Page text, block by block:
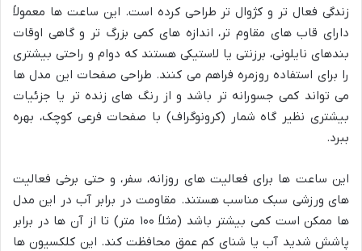
زندگی فعال تر و کژوال تر طراحی کرده است. این ساعت ها معمولاً
دارای قاب های مقاوم تر، اندازه های کمی بزرگ تر و گاهی اوقات
بندهای نایلونی، برزنتی یا لاستیکی هستند که دوام و راحتی بیشتری
را برای استفاده روزمره فراهم می کنند. طراحی صفحات این مدل ها
می تواند کمی جسورانه تر باشد و از رنگ های زنده تر یا جزئیات
بیشتری نظیر گاه شمار (کرونوگراف) با صفحات فرعی کوچک، بهره
ببرد.
این ساعت ها برای فعالیت های روزانه، سفر، و حتی برخی فعالیت
های ورزشی سبک مناسب هستند. مقاومت در برابر آب در این مدل
ها ممکن است کمی بیشتر باشد (مثلاً ۱۰۰ متر) تا از آن ها در برابر
پاشش شدید آب یا شنای کم عمق محافظت کند. این کلکسیون ها